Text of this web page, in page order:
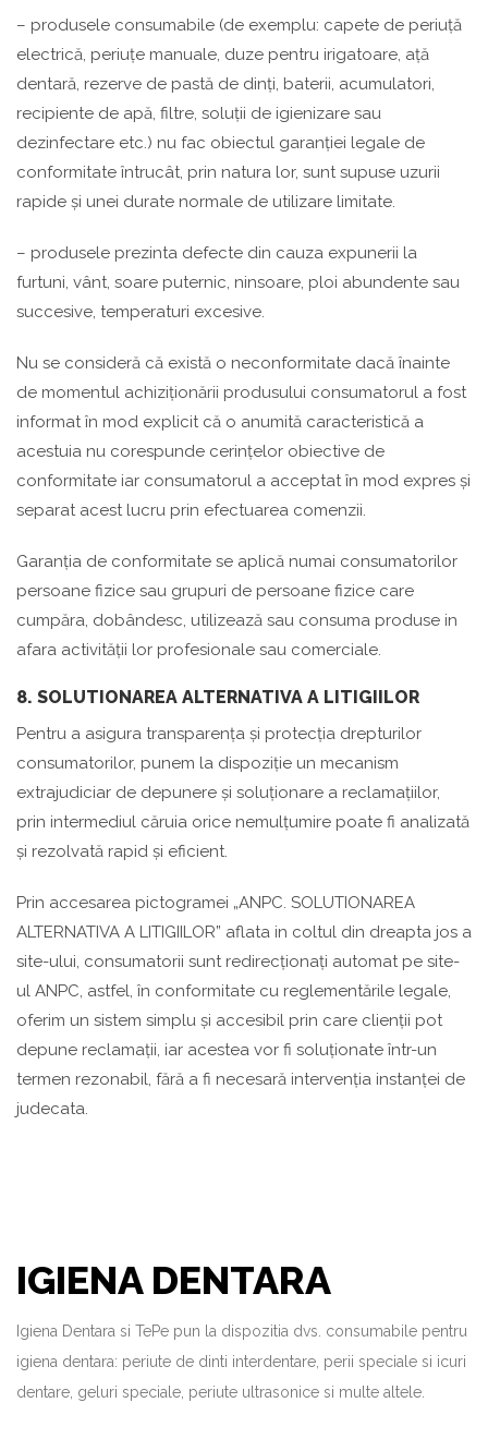
– produsele consumabile (de exemplu: capete de periuță
electrică, periuțe manuale, duze pentru irigatoare, ață
dentară, rezerve de pastă de dinți, baterii, acumulatori,
recipiente de apă, filtre, soluții de igienizare sau
dezinfectare etc.) nu fac obiectul garanției legale de
conformitate întrucât, prin natura lor, sunt supuse uzurii
rapide și unei durate normale de utilizare limitate.
– produsele prezinta defecte din cauza expunerii la
furtuni, vânt, soare puternic, ninsoare, ploi abundente sau
succesive, temperaturi excesive.
Nu se consideră că există o neconformitate dacă înainte
de momentul achiziționării produsului consumatorul a fost
informat în mod explicit că o anumită caracteristică a
acestuia nu corespunde cerințelor obiective de
conformitate iar consumatorul a acceptat în mod expres și
separat acest lucru prin efectuarea comenzii.
Garanția de conformitate se aplică numai consumatorilor
persoane fizice sau grupuri de persoane fizice care
cumpăra, dobândesc, utilizează sau consuma produse in
afara activității lor profesionale sau comerciale.
8. SOLUTIONAREA ALTERNATIVA A LITIGIILOR
Pentru a asigura transparența și protecția drepturilor
consumatorilor, punem la dispoziție un mecanism
extrajudiciar de depunere și soluționare a reclamațiilor,
prin intermediul căruia orice nemulțumire poate fi analizată
și rezolvată rapid și eficient.
Prin accesarea pictogramei „ANPC. SOLUTIONAREA
ALTERNATIVA A LITIGIILOR” aflata in coltul din dreapta jos a
site-ului, consumatorii sunt redirecționați automat pe site-
ul ANPC, astfel, în conformitate cu reglementările legale,
oferim un sistem simplu și accesibil prin care clienții pot
depune reclamații, iar acestea vor fi soluționate într-un
termen rezonabil, fără a fi necesară intervenția instanței de
judecata.
IGIENA DENTARA
Igiena Dentara si TePe pun la dispozitia dvs. consumabile pentru
igiena dentara: periute de dinti interdentare, perii speciale si icuri
dentare, geluri speciale, periute ultrasonice si multe altele.